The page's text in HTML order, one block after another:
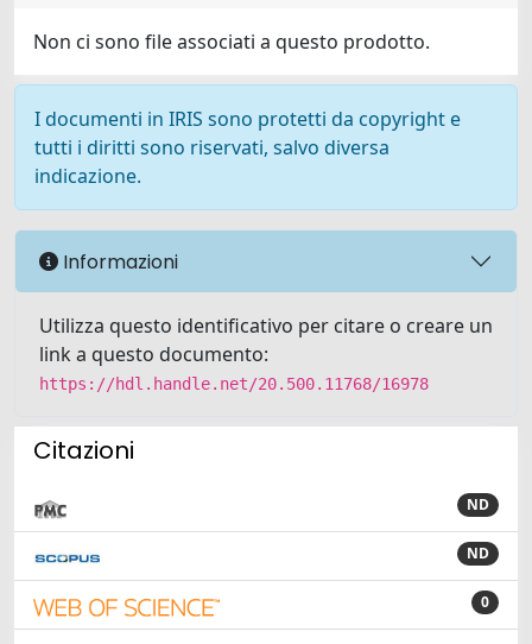
Non ci sono file associati a questo prodotto.
I documenti in IRIS sono protetti da copyright e
tutti i diritti sono riservati, salvo diversa
indicazione.
Informazioni
Utilizza questo identificativo per citare o creare un
link a questo documento:
https://hdl.handle.net/20.500.11768/16978
Citazioni
ND
ND
0